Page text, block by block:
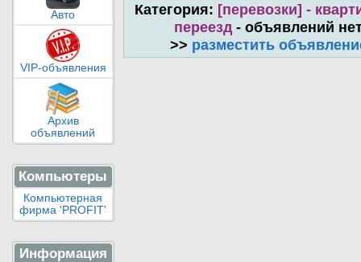
Авто
VIP-объявления
Архив
объявлений
Компьютеры
Компьютерная
фирма 'PROFIT'
Информация
Категория: [перевозки] -
переезд - объявлений
>> разместить